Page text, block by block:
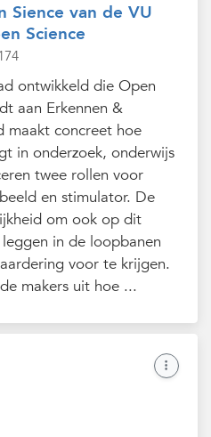
Sience van de VU
Science
ontwikkeld die Open
aan Erkennen &
maakt concreet hoe
in onderzoek, onderwijs
twee rollen voor
en stimulator. De
om ook op dit
in de loopbanen
voor te krijgen.
makers uit hoe ...